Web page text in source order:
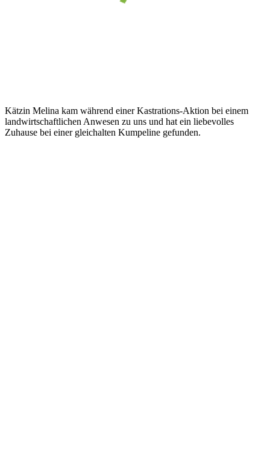
Kätzin Melina kam während einer Kastrations-Aktion bei einem
landwirtschaftlichen Anwesen zu uns und hat ein liebevolles
Zuhause bei einer gleichalten Kumpeline gefunden.